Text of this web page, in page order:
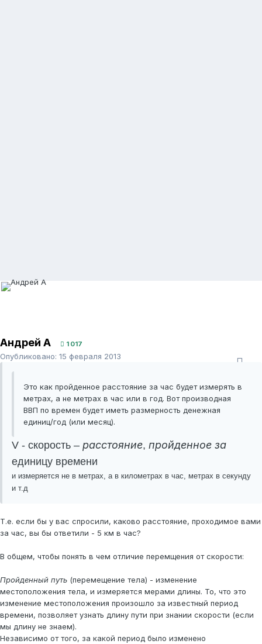
Андрей А 1 017
Опубликовано: 15 февраля 2013
Это как пройденное расстояние за час будет измерять в
метрах, а не метрах в час или в год. Вот производная
ВВП по времен будет иметь размерность денежная
единиц/год (или месяц).
V - скорость – расстояние, пройденное за
единицу времени
и измеряется не в метрах, а в километрах в час, метрах в секунду
и т.д
Т.е. если бы у вас спросили, каково расстояние, проходимое вами
за час, вы бы ответили - 5 км в час?
В общем, чтобы понять в чем отличие перемщения от скорости:
Пройденный путь (перемещение тела) - изменение
местоположения тела, и измеряется мерами длины. То, что это
изменение местоположения произошло за известный период
времени, позволяет узнать длину пути при знании скорости (если
мы длину не знаем).
Независимо от того, за какой период было изменено